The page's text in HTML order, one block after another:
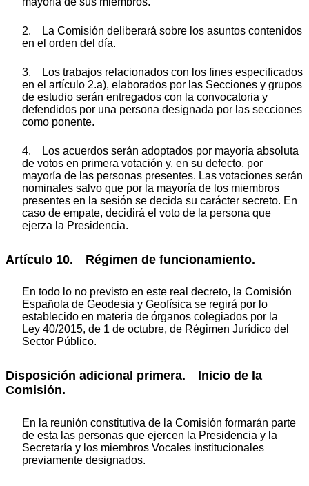
2. La Comisión deliberará sobre los asuntos contenidos
en el orden del día.
3. Los trabajos relacionados con los fines especificados
en el artículo 2.a), elaborados por las Secciones y grupos
de estudio serán entregados con la convocatoria y
defendidos por una persona designada por las secciones
como ponente.
4. Los acuerdos serán adoptados por mayoría absoluta
de votos en primera votación y, en su defecto, por
mayoría de las personas presentes. Las votaciones serán
nominales salvo que por la mayoría de los miembros
presentes en la sesión se decida su carácter secreto. En
caso de empate, decidirá el voto de la persona que
ejerza la Presidencia.
Artículo 10. Régimen de funcionamiento.
En todo lo no previsto en este real decreto, la Comisión
Española de Geodesia y Geofísica se regirá por lo
establecido en materia de órganos colegiados por la
Ley 40/2015, de 1 de octubre, de Régimen Jurídico del
Sector Público.
Disposición adicional primera. Inicio de la
Comisión.
En la reunión constitutiva de la Comisión formarán parte
de esta las personas que ejercen la Presidencia y la
Secretaría y los miembros Vocales institucionales
previamente designados.